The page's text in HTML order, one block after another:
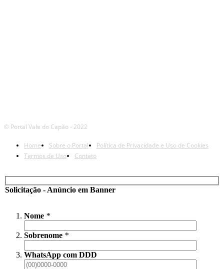
© Portal Vale do Capão - 2022
Home Sobre o Portal
Política de Privacidade e Uso de Cookies
Termos de Uso
Contato
Solicitação - Anúncio em Banner
Nome *
Sobrenome *
WhatsApp com DDD